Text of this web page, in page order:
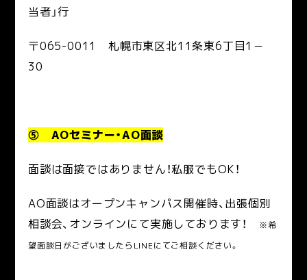
当者」行
〒065-0011 札幌市東区北11条東6丁目1－
30
⑤ AOセミナー・AO面談
面談は面接ではありません！私服でもOK！
AO面談はオープンキャンパス開催時、出張個別
相談会、オンラインにて実施しております！
※希
望面談日がございましたらLINEにてご相談ください。